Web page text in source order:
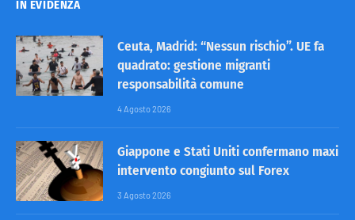
IN EVIDENZA
Ceuta, Madrid: “Nessun rischio”. UE fa
quadrato: gestione migranti
responsabilità comune
4 Agosto 2026
Giappone e Stati Uniti confermano maxi
intervento congiunto sul Forex
3 Agosto 2026